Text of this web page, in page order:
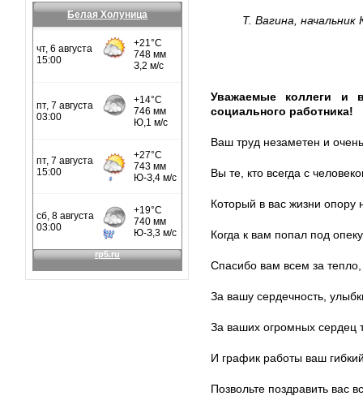
Белая Холуница Т. Вагина,
Уважаемые коллеги и
социального работника!
Ваш труд незаметен и
Вы те, кто всегда с
Который в вас жизни опору
Когда к вам попал под
Спасибо вам всем за тепло,
За вашу сердечность,
За ваших огромных сердец
И график работы ваш
Позвольте поздравить вас